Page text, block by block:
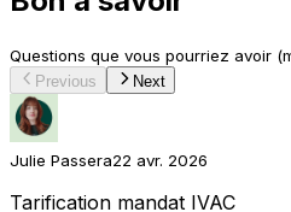
Questions que vous pourriez avoir
Previous Next
Julie Passera22 avr. 2026
Tarification mandat IVAC